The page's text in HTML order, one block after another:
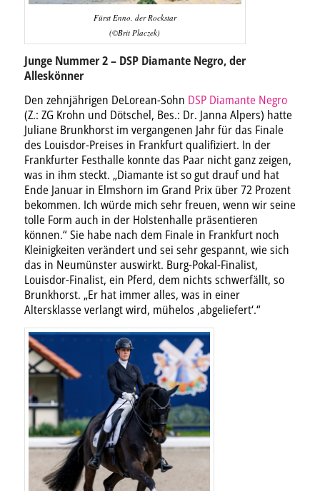
Fürst Enno, der Rockstar
(©Brit Placzek)
Junge Nummer 2 – DSP Diamante Negro, der
Alleskönner
Den zehnjährigen DeLorean-Sohn DSP Diamante Negro
(Z.: ZG Krohn und Dötschel, Bes.: Dr. Janna Alpers) hatte
Juliane Brunkhorst im vergangenen Jahr für das Finale
des Louisdor-Preises in Frankfurt qualifiziert. In der
Frankfurter Festhalle konnte das Paar nicht ganz zeigen,
was in ihm steckt. „Diamante ist so gut drauf und hat
Ende Januar in Elmshorn im Grand Prix über 72 Prozent
bekommen. Ich würde mich sehr freuen, wenn wir seine
tolle Form auch in der Holstenhalle präsentieren
können.“ Sie habe nach dem Finale in Frankfurt noch
Kleinigkeiten verändert und sei sehr gespannt, wie sich
das in Neumünster auswirkt. Burg-Pokal-Finalist,
Louisdor-Finalist, ein Pferd, dem nichts schwerfällt, so
Brunkhorst. „Er hat immer alles, was in einer
Altersklasse verlangt wird, mühelos ‚abgeliefert‘.“